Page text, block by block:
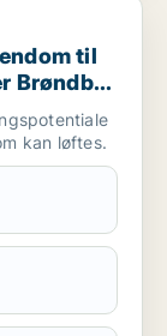
i København,
til
Brøndby
kan løftes.